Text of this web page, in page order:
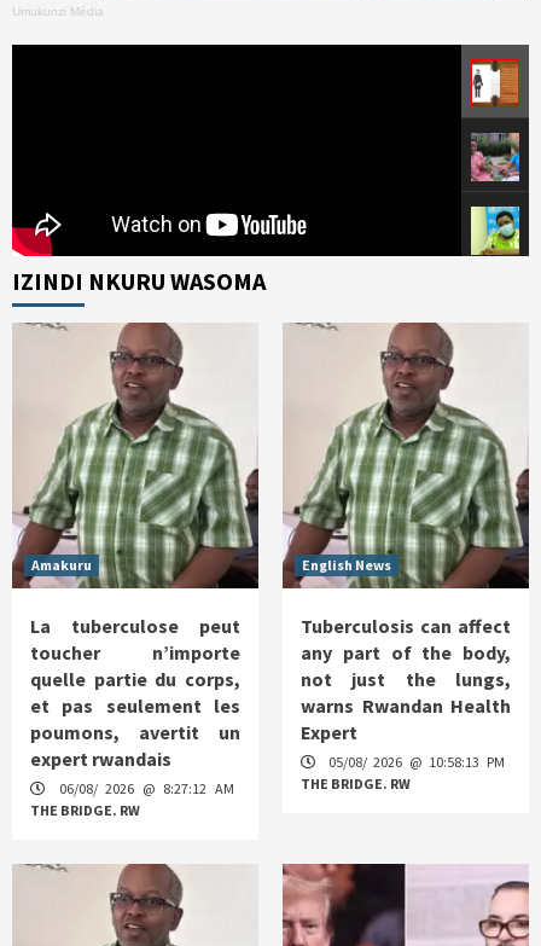
Umukunzi Média
IZINDI NKURU WASOMA
Amakuru
La tuberculose peut
toucher n’importe
quelle partie du corps,
et pas seulement les
poumons, avertit un
expert rwandais
06/08/ 2026 @ 8:27:12 AM
THE BRIDGE. RW
English News
Tuberculosis can affect
any part of the body,
not just the lungs,
warns Rwandan Health
Expert
05/08/ 2026 @ 10:58:13 PM
THE BRIDGE. RW